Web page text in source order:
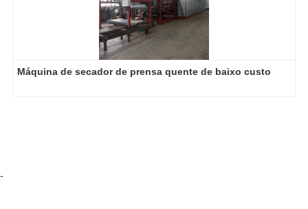
Máquina de secador de prensa quente de baixo custo
-